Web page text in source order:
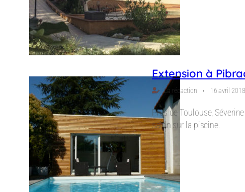
Extension à
La rédaction ⋅ 16 avril 2018
Près de Toulouse,
salon sur la piscine.